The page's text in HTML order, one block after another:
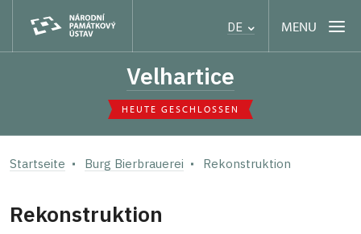
DE MENU
Velhartice
HEUTE GESCHLOSSEN
Startseite Burg Bierbrauerei Rekonstruktion
Rekonstruktion